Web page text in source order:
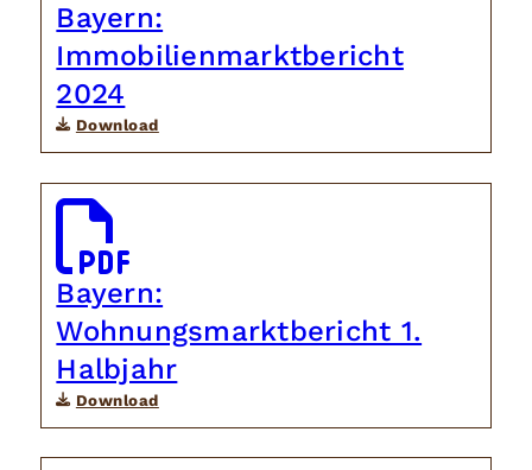
Bayern:
Immobilienmarktbericht
2024
Download
Bayern:
Wohnungsmarktbericht 1.
Halbjahr
Download